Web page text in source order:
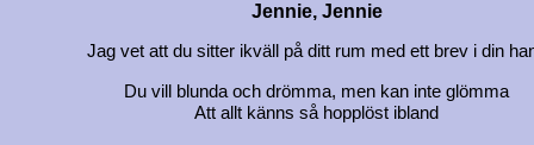
Jennie, Jennie
Jag vet att du sitter ikväll på ditt rum med ett brev i din
Du vill blunda och drömma, men kan inte glömma
Att allt känns så hopplöst ibland